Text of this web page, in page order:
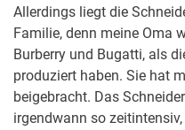
Allerdings liegt die
Familie, denn meine Oma
Burberry und Bugatti, als
produziert haben. Sie hat
beigebracht. Das
irgendwann so